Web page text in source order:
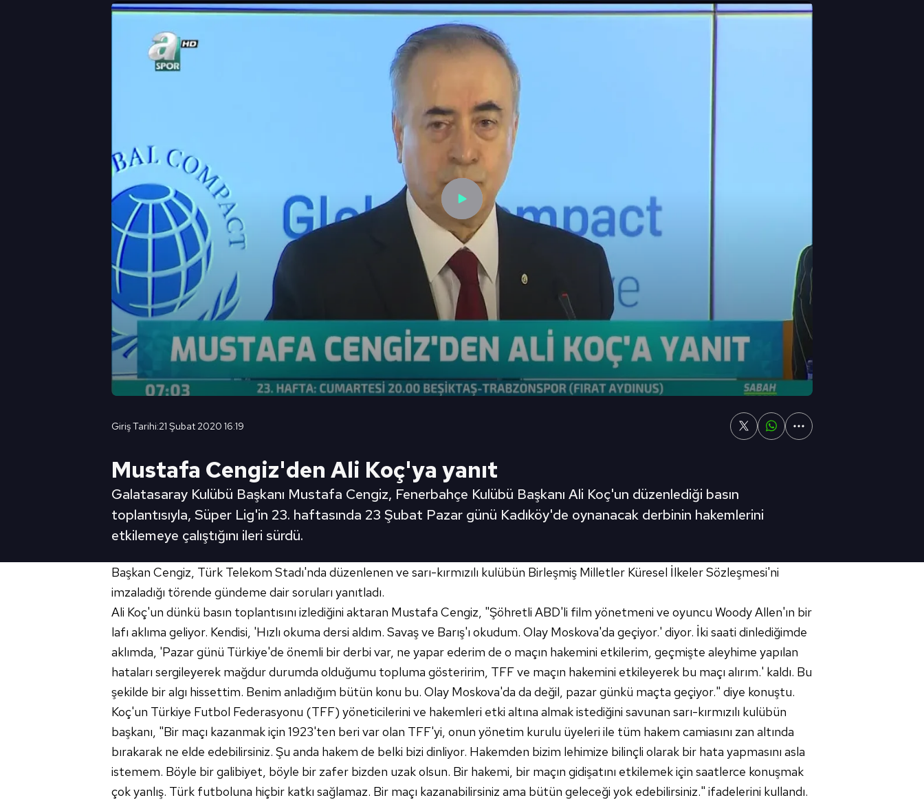
Giriş Tarihi:21 Şubat 2020 16:19
Mustafa Cengiz'den Ali Koç'ya yanıt
Galatasaray Kulübü Başkanı Mustafa Cengiz, Fenerbahçe Kulübü Başkanı Ali Koç'un düzenlediği basın
toplantısıyla, Süper Lig'in 23. haftasında 23 Şubat Pazar günü Kadıköy'de oynanacak derbinin hakemlerini
etkilemeye çalıştığını ileri sürdü.
Başkan Cengiz, Türk Telekom Stadı'nda düzenlenen ve sarı-kırmızılı kulübün Birleşmiş Milletler Küresel İlkeler Sözleşmesi'ni
imzaladığı törende gündeme dair soruları yanıtladı.
Ali Koç'un dünkü basın toplantısını izlediğini aktaran Mustafa Cengiz, "Şöhretli ABD'li film yönetmeni ve oyuncu Woody Allen'ın bir
lafı aklıma geliyor. Kendisi, 'Hızlı okuma dersi aldım. Savaş ve Barış'ı okudum. Olay Moskova'da geçiyor.' diyor. İki saati dinlediğimde
aklımda, 'Pazar günü Türkiye'de önemli bir derbi var, ne yapar ederim de o maçın hakemini etkilerim, geçmişte aleyhime yapılan
hataları sergileyerek mağdur durumda olduğumu topluma gösteririm, TFF ve maçın hakemini etkileyerek bu maçı alırım.' kaldı. Bu
şekilde bir algı hissettim. Benim anladığım bütün konu bu. Olay Moskova'da da değil, pazar günkü maçta geçiyor." diye konuştu.
Koç'un Türkiye Futbol Federasyonu (TFF) yöneticilerini ve hakemleri etki altına almak istediğini savunan sarı-kırmızılı kulübün
başkanı, "Bir maçı kazanmak için 1923'ten beri var olan TFF'yi, onun yönetim kurulu üyeleri ile tüm hakem camiasını zan altında
bırakarak ne elde edebilirsiniz. Şu anda hakem de belki bizi dinliyor. Hakemden bizim lehimize bilinçli olarak bir hata yapmasını asla
istemem. Böyle bir galibiyet, böyle bir zafer bizden uzak olsun. Bir hakemi, bir maçın gidişatını etkilemek için saatlerce konuşmak
çok yanlış. Türk futboluna hiçbir katkı sağlamaz. Bir maçı kazanabilirsiniz ama bütün geleceği yok edebilirsiniz." ifadelerini kullandı.